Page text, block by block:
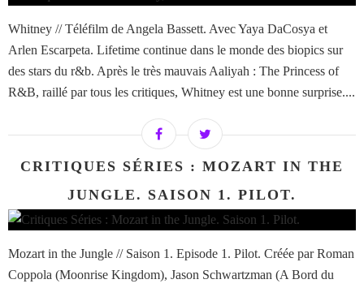
Whitney // Téléfilm de Angela Bassett. Avec Yaya DaCosya et
Arlen Escarpeta. Lifetime continue dans le monde des biopics sur
des stars du r&b. Après le très mauvais Aaliyah : The Princess of
R&B, raillé par tous les critiques, Whitney est une bonne surprise....
CRITIQUES SÉRIES : MOZART IN THE
JUNGLE. SAISON 1. PILOT.
Mozart in the Jungle // Saison 1. Episode 1. Pilot. Créée par Roman
Coppola (Moonrise Kingdom), Jason Schwartzman (A Bord du